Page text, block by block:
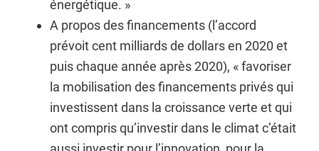
énergétique. »
A propos des financements (l’accord
prévoit cent milliards de dollars en 2020 et
puis chaque année après 2020), « favoriser
la mobilisation des financements privés qui
investissent dans la croissance verte et qui
ont compris qu’investir dans le climat c’était